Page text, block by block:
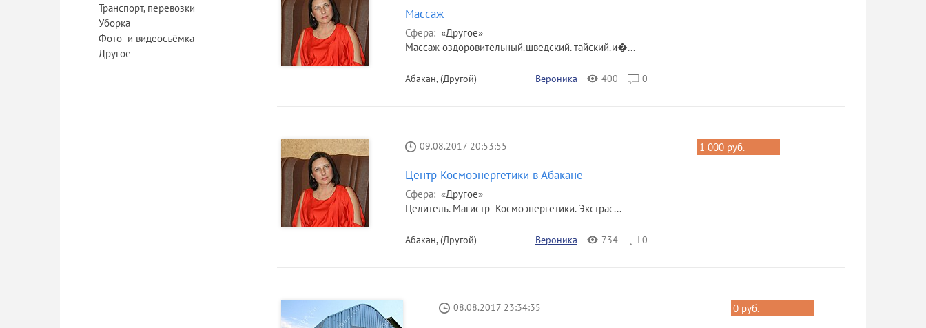
Транспорт, перевозки
Уборка
Фото- и видеосъёмка
Другое
Массаж
Сфера: «Другое»
Массаж оздоровительный.шведский. тайский.и�...
Абакан, (Другой) Вероника 400 0
09.08.2017 20:53:55
Центр Космоэнергетики в Абакане
Сфера: «Другое»
Целитель. Магистр -Космоэнергетики. Экстрас...
Абакан, (Другой) Вероника 734 0
1 000 руб.
08.08.2017 23:34:35 0 руб.